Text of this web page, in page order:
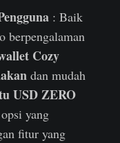
: Baik
berpengalaman
Cozy
dan mudah
USD ZERO
yang
fitur yang